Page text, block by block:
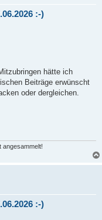
:-)
hätte ich
Beiträge erwünscht
oder dergleichen.
angesammelt!
:-)